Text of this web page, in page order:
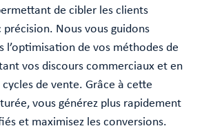
de cibler les clients
Nous vous guidons
l’optimisation de vos méthodes de
vos discours commerciaux et en
de vente. Grâce à cette
vous générez plus rapidement
et maximisez les conversions.